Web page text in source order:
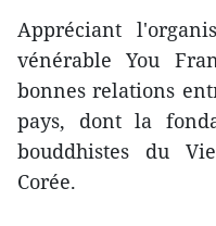
Appréciant
vénérable You
bonnes relations
pays, dont la
bouddhistes du
Corée.